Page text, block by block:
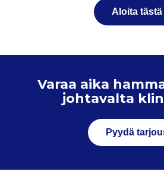
Aloita tästä
Varaa aika
johtavalta
Pyydä